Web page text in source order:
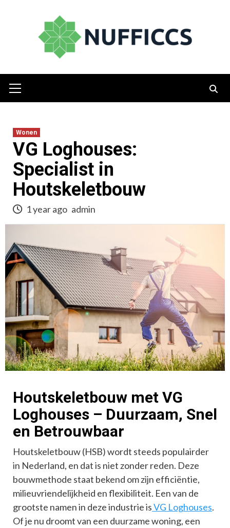
Menu
Wonen
VG Loghouses:
Specialist in
Houtskeletbouw
1 year ago admin
Houtskeletbouw met VG
Loghouses – Duurzaam, Snel
en Betrouwbaar
Houtskeletbouw (HSB) wordt steeds populairder
in Nederland, en dat is niet zonder reden. Deze
bouwmethode staat bekend om zijn efficiëntie,
milieuvriendelijkheid en flexibiliteit. Een van de
grootste namen in deze industrie isVG Loghouses.
Of je nu droomt van een duurzame woning, een